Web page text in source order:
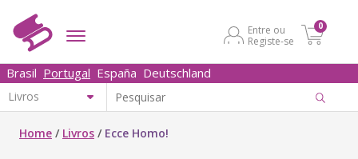
Entre ou
Registe-se
0
Brasil Portugal España Deutschland
Home / Livros / Ecce Homo!